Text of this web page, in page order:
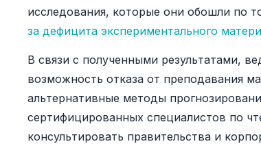
исследования, которые они обошли по
за дефицита экспериментального
В связи с полученными результатами,
возможность отказа от преподавания
альтернативные методы
сертифицированных специалистов по
консультировать правительства и